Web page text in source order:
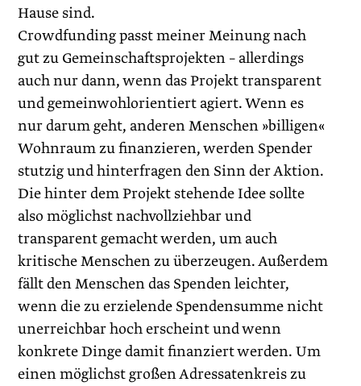
Hause sind.
Crowdfunding passt meiner Meinung nach
gut zu Gemeinschaftsprojekten – allerdings
auch nur dann, wenn das Projekt transparent
und gemeinwohlorientiert agiert. Wenn es
nur darum geht, anderen Menschen »billigen«
Wohnraum zu finanzieren, werden Spender
stutzig und hinterfragen den Sinn der Aktion.
Die hinter dem Projekt stehende Idee sollte
also möglichst nachvollziehbar und
transparent gemacht werden, um auch
kritische Menschen zu überzeugen. Außerdem
fällt den Menschen das Spenden leichter,
wenn die zu erzielende Spendensumme nicht
unerreichbar hoch erscheint und wenn
konkrete Dinge damit finanziert werden. Um
einen möglichst großen Adressatenkreis zu